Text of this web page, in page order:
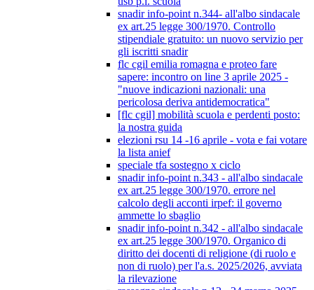
snadir info-point n.344- all'albo sindacale
ex art.25 legge 300/1970. Controllo
stipendiale gratuito: un nuovo servizio per
gli iscritti snadir
flc cgil emilia romagna e proteo fare
sapere: incontro on line 3 aprile 2025 -
"nuove indicazioni nazionali: una
pericolosa deriva antidemocratica"
[flc cgil] mobilità scuola e perdenti posto:
la nostra guida
elezioni rsu 14 -16 aprile - vota e fai votare
la lista anief
speciale tfa sostegno x ciclo
snadir info-point n.343 - all'albo sindacale
ex art.25 legge 300/1970. errore nel
calcolo degli acconti irpef: il governo
ammette lo sbaglio
snadir info-point n.342 - all'albo sindacale
ex art.25 legge 300/1970. Organico di
diritto dei docenti di religione (di ruolo e
non di ruolo) per l'a.s. 2025/2026, avviata
la rilevazione